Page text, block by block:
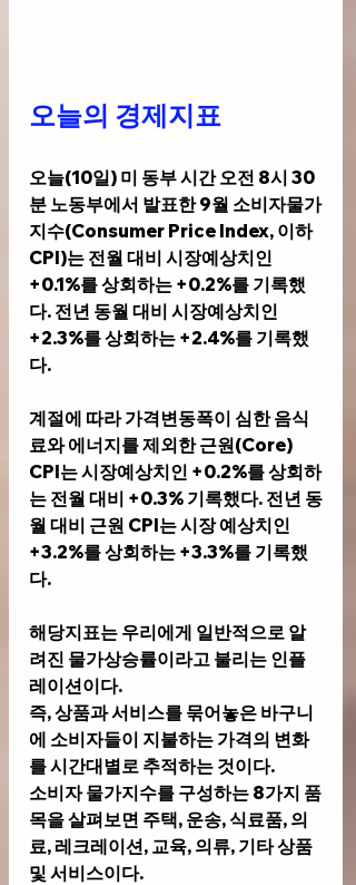
오늘의 경제지표
오늘(10일) 미 동부 시간 오전 8시 30
분 노동부에서 발표한 9월 소비자물가
지수(Consumer Price Index, 이하
CPI)는 전월 대비 시장예상치인
+0.1%를 상회하는 +0.2%를 기록했
다. 전년 동월 대비 시장예상치인
+2.3%를 상회하는 +2.4%를 기록했
다.
계절에 따라 가격변동폭이 심한 음식
료와 에너지를 제외한 근원(Core)
CPI는 시장예상치인 +0.2%를 상회하
는 전월 대비 +0.3% 기록했다. 전년 동
월 대비 근원 CPI는 시장 예상치인
+3.2%를 상회하는 +3.3%를 기록했
다.
해당지표는 우리에게 일반적으로 알
려진 물가상승률이라고 불리는 인플
레이션이다.
즉, 상품과 서비스를 묶어놓은 바구니
에 소비자들이 지불하는 가격의 변화
를 시간대별로 추적하는 것이다.
소비자 물가지수를 구성하는 8가지 품
목을 살펴보면 주택, 운송, 식료품, 의
료, 레크레이션, 교육, 의류, 기타 상품
및 서비스이다.